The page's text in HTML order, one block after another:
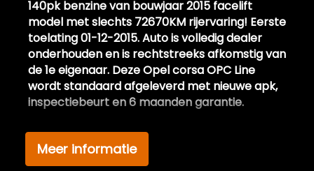
Side-skirts
Sportonderstel
Sportvelgen
Voor-en achterspoiler
Xenon verlichting
Interieur
140pk benzine van bouwjaar 2015 facelift
model met slechts 72670KM rijervaring! Eerste
toelating 01-12-2015. Auto is volledig dealer
onderhouden en is rechtstreeks afkomstig van
de 1e eigenaar. Deze Opel corsa OPC Line
wordt standaard afgeleverd met nieuwe apk,
inspectiebeurt en 6 maanden garantie.
Opel GTC 1.4 Turbo
Sport/OPC/Schaalstoelen/Camera/140pk//
Meer informatie